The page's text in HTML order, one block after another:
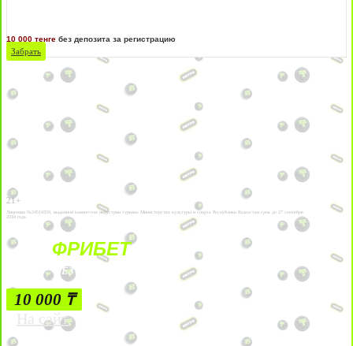
10 000 тенге без депозита за регистрацию
Забрать
21+
Лицензии №24514359, выданной комитетом индустрии туризма Министерства культуры и спорта Республики Казахстан срок до 27 сентября
2034 года.
ФРИБЕТ
БЕЗ УСЛОВИЙ
10 000 ₸
На сайт